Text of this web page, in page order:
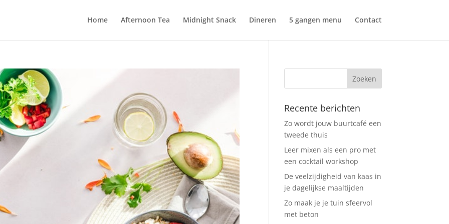
Home Afternoon Tea Midnight Snack Dineren 5 gangen menu Contact
Recente berichten
Zo wordt jouw buurtcafé een
tweede thuis
Leer mixen als een pro met
een cocktail workshop
De veelzijdigheid van kaas in
je dagelijkse maaltijden
Zo maak je je tuin sfeervol
met beton